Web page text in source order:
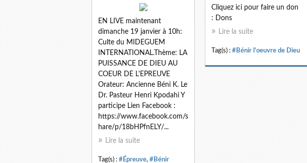
EN LIVE maintenant
dimanche 19 janvier à 10h:
Culte du MIDEGUEM
INTERNATIONAL.Thème: LA
PUISSANCE DE DIEU AU
COEUR DE L'EPREUVE
Orateur: Ancienne Béni K. Le
Dr. Pasteur Henri Kpodahi Y
participe Lien Facebook :
https://www.facebook.com/s
hare/p/18bHPfnELY/...
Lire la suite
Tag(s) : #Épreuve, #Bénir
Cliquez ici pour faire un don
: Dons
Lire la suite
Tag(s) : #Bénir l'oeuvre de Dieu